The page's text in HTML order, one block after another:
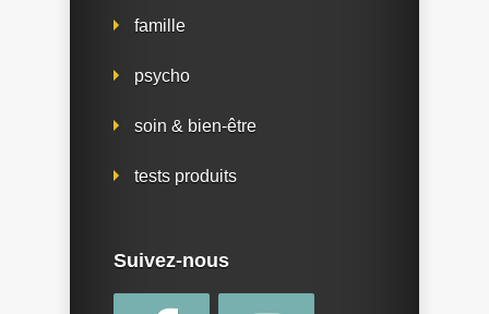
famille
psycho
soin & bien-être
tests produits
Suivez-nous